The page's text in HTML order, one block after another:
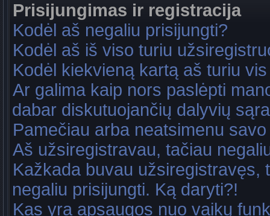
Prisijungimas ir registracija
Kodėl aš negaliu prisijungti?
Kodėl aš iš viso turiu
Kodėl kiekvieną kartą aš turiu
Ar galima kaip nors paslėpti
dabar diskutuojančių dalyvių
Pamečiau arba neatsimenu
Aš užsiregistravau, tačiau
Kažkada buvau užsiregistravęs,
negaliu prisijungti. Ką daryti?!
Kas yra apsaugos nuo vaikų